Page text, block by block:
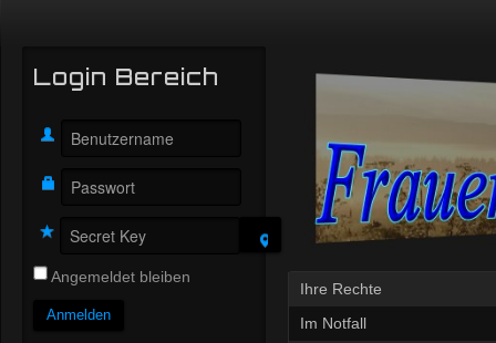
Login Bereich
Angemeldet bleiben
Anmelden
Ihre Rechte
Im Notfall